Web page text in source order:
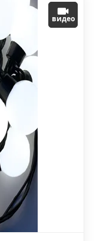
видео